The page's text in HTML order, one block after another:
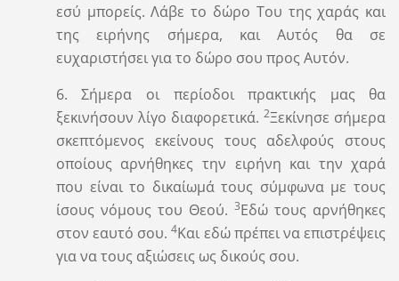
εσύ μπορείς. Λάβε το δώρο Του της χαράς και
της ειρήνης σήμερα, και Αυτός θα σε
ευχαριστήσει για το δώρο σου προς Αυτόν.
6. Σήμερα οι περίοδοι πρακτικής μας θα
ξεκινήσουν λίγο διαφορετικά.2Ξεκίνησε σήμερα
σκεπτόμενος εκείνους τους αδελφούς στους
οποίους αρνήθηκες την ειρήνη και την χαρά
που είναι το δικαίωμά τους σύμφωνα με τους
ίσους νόμους του Θεού.3Εδώ τους αρνήθηκες
στον εαυτό σου.4Και εδώ πρέπει να επιστρέψεις
για να τους αξιώσεις ως δικούς σου.